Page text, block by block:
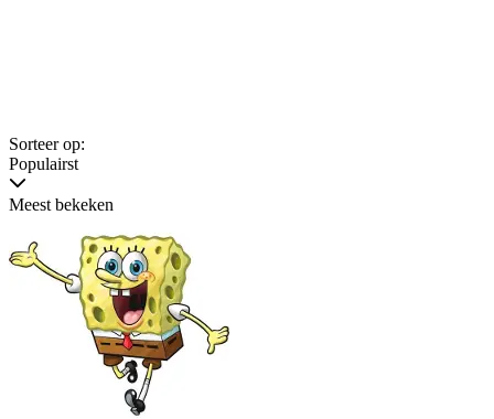
Sorteer op:
Populairst
Meest bekeken